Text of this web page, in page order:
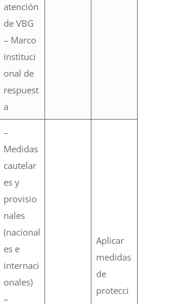
atención
de VBG
– Marco
instituci
onal de
respuest
a
–
Medidas
cautelar
es y
provisio
nales
(nacional
es e
internaci
onales)
–
Aplicar
medidas
de
protecci